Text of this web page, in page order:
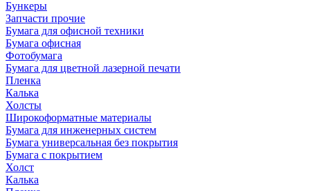
Бункеры
Запчасти прочие
Бумага для офисной техники
Бумага офисная
Фотобумага
Бумага для цветной лазерной печати
Пленка
Калька
Холсты
Широкоформатные материалы
Бумага для инженерных систем
Бумага универсальная без покрытия
Бумага с покрытием
Холст
Калька